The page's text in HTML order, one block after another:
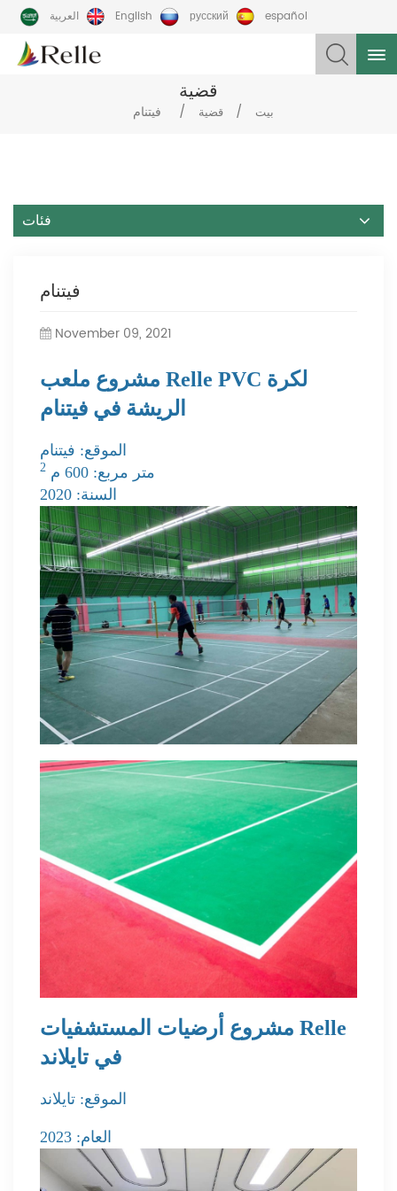
العربية English русский español
قضية
بيت / قضية / فيتنام
فئات
فيتنام
November 09, 2021
مشروع ملعب Relle PVC لكرة
الريشة في فيتنام
الموقع: فيتنام
متر مربع: 600 م
2
السنة: 2020
مشروع أرضيات المستشفيات Relle
في تايلاند
الموقع: تايلاند
العام: 2023